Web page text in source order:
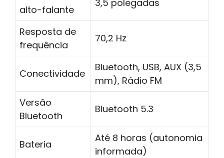
alto-falante
3,5 polegadas
Resposta de
frequência
70,2 Hz
Conectividade
Bluetooth, USB, AUX (3,5
mm), Rádio FM
Versão
Bluetooth
Bluetooth 5.3
Bateria
Até 8 horas (autonomia
informada)